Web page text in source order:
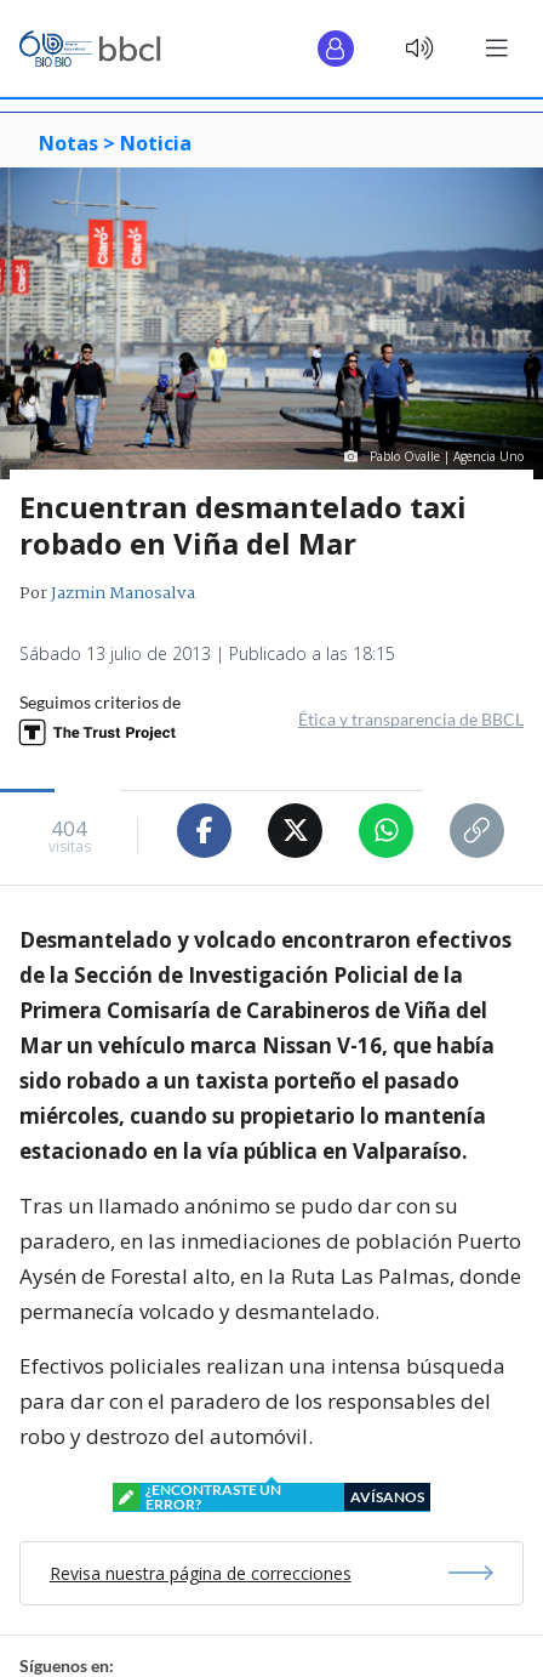
Notas > Noticia
Pablo Ovalle | Agencia Uno
Encuentran desmantelado taxi
robado en Viña del Mar
PorJazmin Manosalva
Sábado 13 julio de 2013 | Publicado a las 18:15
Seguimos criterios de
Ética y transparencia de BBCL
404
visitas
Desmantelado y volcado encontraron efectivos
de la Sección de Investigación Policial de la
Primera Comisaría de Carabineros de Viña del
Mar un vehículo marca Nissan V-16, que había
sido robado a un taxista porteño el pasado
miércoles, cuando su propietario lo mantenía
estacionado en la vía pública en Valparaíso.
Tras un llamado anónimo se pudo dar con su
paradero, en las inmediaciones de población Puerto
Aysén de Forestal alto, en la Ruta Las Palmas, donde
permanecía volcado y desmantelado.
Efectivos policiales realizan una intensa búsqueda
para dar con el paradero de los responsables del
robo y destrozo del automóvil.
¿ENCONTRASTE UN
ERROR?
AVÍSANOS
Revisa nuestra página de correcciones
Síguenos en: